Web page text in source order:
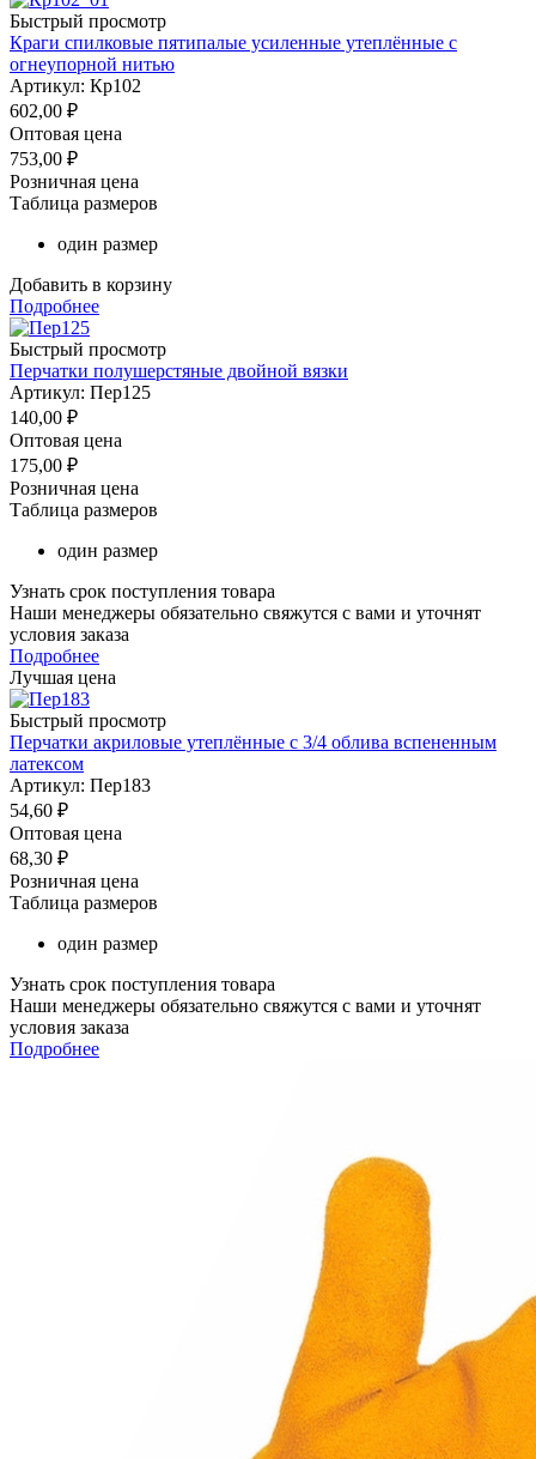
Быстрый просмотр
Краги спилковые пятипалые усиленные утеплённые с
огнеупорной нитью
Артикул: Кр102
602,00 ₽
Оптовая цена
753,00 ₽
Розничная цена
Таблица размеров
один размер
Добавить в корзину
Подробнее
Быстрый просмотр
Перчатки полушерстяные двойной вязки
Артикул: Пер125
140,00 ₽
Оптовая цена
175,00 ₽
Розничная цена
Таблица размеров
один размер
Узнать срок поступления товара
Наши менеджеры обязательно свяжутся с вами и уточнят
условия заказа
Подробнее
Лучшая цена
Быстрый просмотр
Перчатки акриловые утеплённые с 3/4 облива вспененным
латексом
Артикул: Пер183
54,60 ₽
Оптовая цена
68,30 ₽
Розничная цена
Таблица размеров
один размер
Узнать срок поступления товара
Наши менеджеры обязательно свяжутся с вами и уточнят
условия заказа
Подробнее